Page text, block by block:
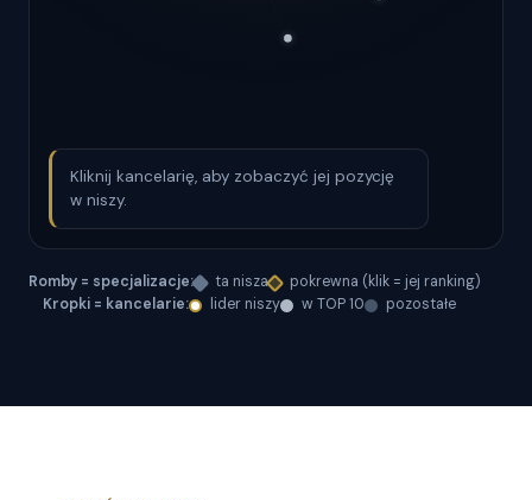
Kliknij kancelarię, aby zobaczyć jej pozycję
w niszy.
Romby = specjalizacje: ta nisza
pokrewna (klik = jej ranking)
Kropki = kancelarie:
lider niszy w TOP 10 pozostałe